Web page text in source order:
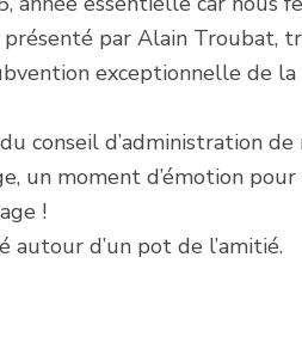
par Alain Troubat,
exceptionnelle de
conseil d’administration de
un moment d’émotion
!
autour d’un pot de l’amitié.